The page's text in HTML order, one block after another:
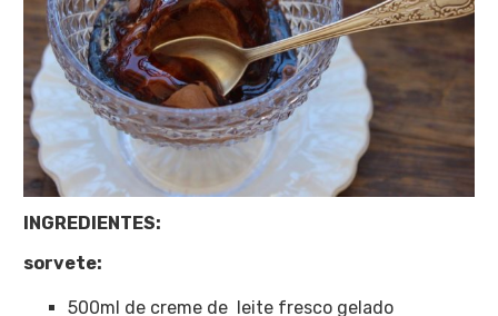
INGREDIENTES:
sorvete:
500ml de creme de leite fresco gelado